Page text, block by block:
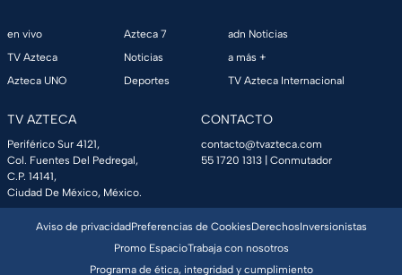
en vivo
TV Azteca
Azteca UNO
Azteca 7
Noticias
Deportes
adn Noticias
a más +
TV Azteca Internacional
TV AZTECA
Periférico Sur 4121,
Col. Fuentes Del Pedregal,
C.P. 14141,
Ciudad De México, México.
CONTACTO
contacto@tvazteca.com
55 1720 1313 | Conmutador
Aviso de privacidadPreferencias de CookiesDerechosInversionistas
Promo EspacioTrabaja con nosotros
Programa de ética, integridad y cumplimiento